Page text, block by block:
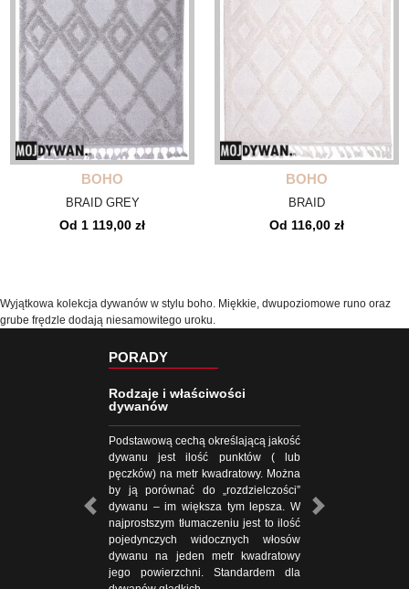
BOHO
BRAID GREY
Od 1 119,00 zł
BOHO
BRAID
Od 116,00 zł
Wyjątkowa kolekcja dywanów w stylu boho. Miękkie, dwupoziomowe runo oraz
grube frędzle dodają niesamowitego uroku.
PORADY
Rodzaje i właściwości
dywanów
Podstawową cechą określającą jakość
dywanu jest ilość punktów ( lub
pęczków) na metr kwadratowy. Można
by ją porównać do „rozdzielczości”
dywanu – im większa tym lepsza. W
najprostszym tłumaczeniu jest to ilość
pojedynczych widocznych włosów
dywanu na jeden metr kwadratowy
jego powierzchni. Standardem dla